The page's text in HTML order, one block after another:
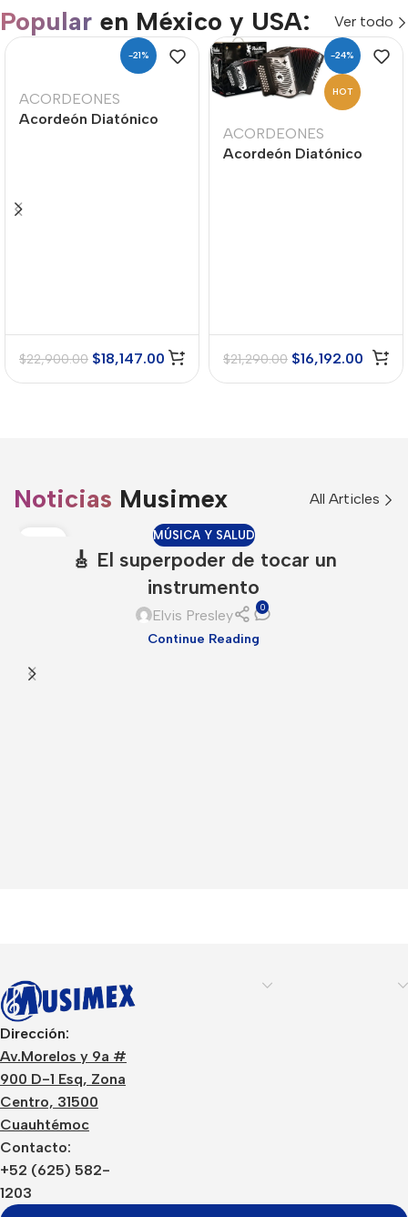
Popular en México y USA: Ver todo
-21%
ACORDEONES
Acordeón Diatónico
$22,900.00 $18,147.00
-24%
HOT
ACORDEONES
Acordeón Diatónico
$21,290.00 $16,192.00
Noticias Musimex All Articles
MÚSICA Y SALUD
🎸 El superpoder de tocar un
instrumento
Elvis Presley 0
Continue Reading
Dirección:
Av.Morelos y 9a #
900 D-1 Esq, Zona
Centro, 31500
Cuauhtémoc
Contacto:
+52 (625) 582-
1203